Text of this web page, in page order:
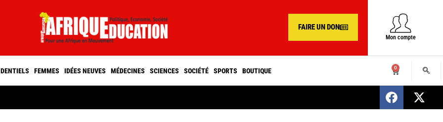
FAIRE UN DON
Mon compte
FEMMES IDÉES NEUVES MÉDECINES SCIENCES SOCIÉTÉ SPORTS BOUTIQUE 0
SENEGAL : Nomination d’un nouveau